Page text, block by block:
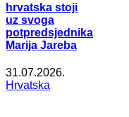
hrvatska stoji
uz svoga
potpredsjednika
Marija Jareba
31.07.2026.
Hrvatska